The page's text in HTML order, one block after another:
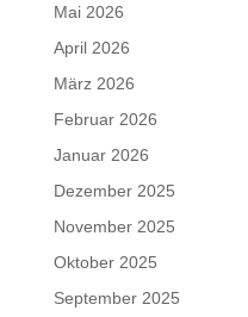
Mai 2026
April 2026
März 2026
Februar 2026
Januar 2026
Dezember 2025
November 2025
Oktober 2025
September 2025